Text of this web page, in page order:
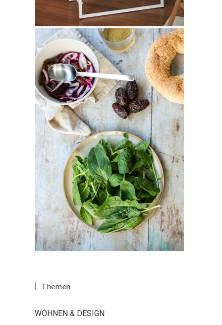
Themen
WOHNEN & DESIGN